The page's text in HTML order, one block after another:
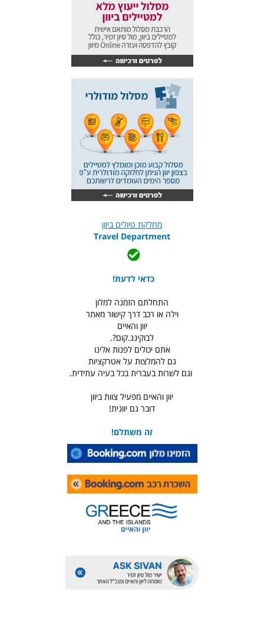
מחלקת טיולים ביוון
Travel Department
כדאי לדעת!
התחלתם הזמנה למלון
וילה או רכב דרך קישור מאתר
יוון והאיים
לבוקינג.קום?.
אתם יכולים לפנות אלינו
גם להמלצות על אטרקציות
וגם לשרות בעברית בכל בעיה עתידית.
יוון והאיים מפעיל צוות ביוון
דובר גם יוונית!
זה משתלם!